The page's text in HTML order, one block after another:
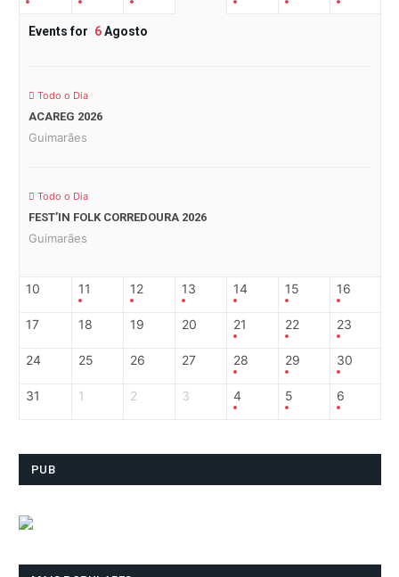
Events for 6Agosto
Todo o Dia
ACAREG 2026
Guimarães
Todo o Dia
FEST’IN FOLK CORREDOURA 2026
Guimarães
10 11 12 13 14 15 16
17 18 19 20 21 22 23
24 25 26 27 28 29 30
31 1 2 3 4 5 6
PUB